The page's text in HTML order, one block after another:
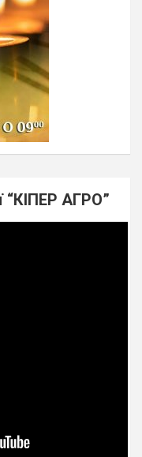
“КІПЕР АГРО”